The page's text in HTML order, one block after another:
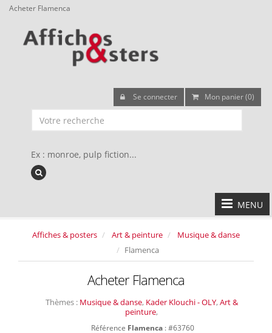
Acheter Flamenca
Se connecter Mon panier (0)
Ex : monroe, pulp fiction...
MENU
Affiches & posters Art & peinture
Musique & danse
Flamenca
Acheter Flamenca
Thèmes : Musique & danse, Kader Klouchi - OLY, Art &
peinture,
Référence Flamenca : #63760